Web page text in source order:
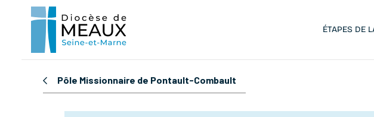
ÉTAPES DE
Pôle Missionnaire de Pontault-Combault